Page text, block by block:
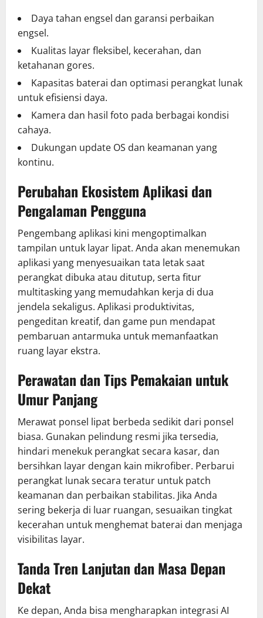
Daya tahan engsel dan garansi perbaikan
engsel.
Kualitas layar fleksibel, kecerahan, dan
ketahanan gores.
Kapasitas baterai dan optimasi perangkat lunak
untuk efisiensi daya.
Kamera dan hasil foto pada berbagai kondisi
cahaya.
Dukungan update OS dan keamanan yang
kontinu.
Perubahan Ekosistem Aplikasi dan
Pengalaman Pengguna
Pengembang aplikasi kini mengoptimalkan
tampilan untuk layar lipat. Anda akan menemukan
aplikasi yang menyesuaikan tata letak saat
perangkat dibuka atau ditutup, serta fitur
multitasking yang memudahkan kerja di dua
jendela sekaligus. Aplikasi produktivitas,
pengeditan kreatif, dan game pun mendapat
pembaruan antarmuka untuk memanfaatkan
ruang layar ekstra.
Perawatan dan Tips Pemakaian untuk
Umur Panjang
Merawat ponsel lipat berbeda sedikit dari ponsel
biasa. Gunakan pelindung resmi jika tersedia,
hindari menekuk perangkat secara kasar, dan
bersihkan layar dengan kain mikrofiber. Perbarui
perangkat lunak secara teratur untuk patch
keamanan dan perbaikan stabilitas. Jika Anda
sering bekerja di luar ruangan, sesuaikan tingkat
kecerahan untuk menghemat baterai dan menjaga
visibilitas layar.
Tanda Tren Lanjutan dan Masa Depan
Dekat
Ke depan, Anda bisa mengharapkan integrasi AI